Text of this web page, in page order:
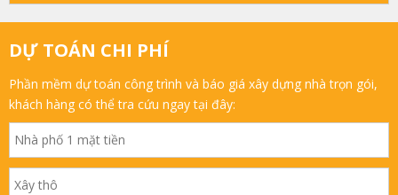
DỰ TOÁN CHI PHÍ
Phần mềm dự toán công trình và báo giá xây dựng nhà trọn gói,
khách hàng có thể tra cứu ngay tại đây: